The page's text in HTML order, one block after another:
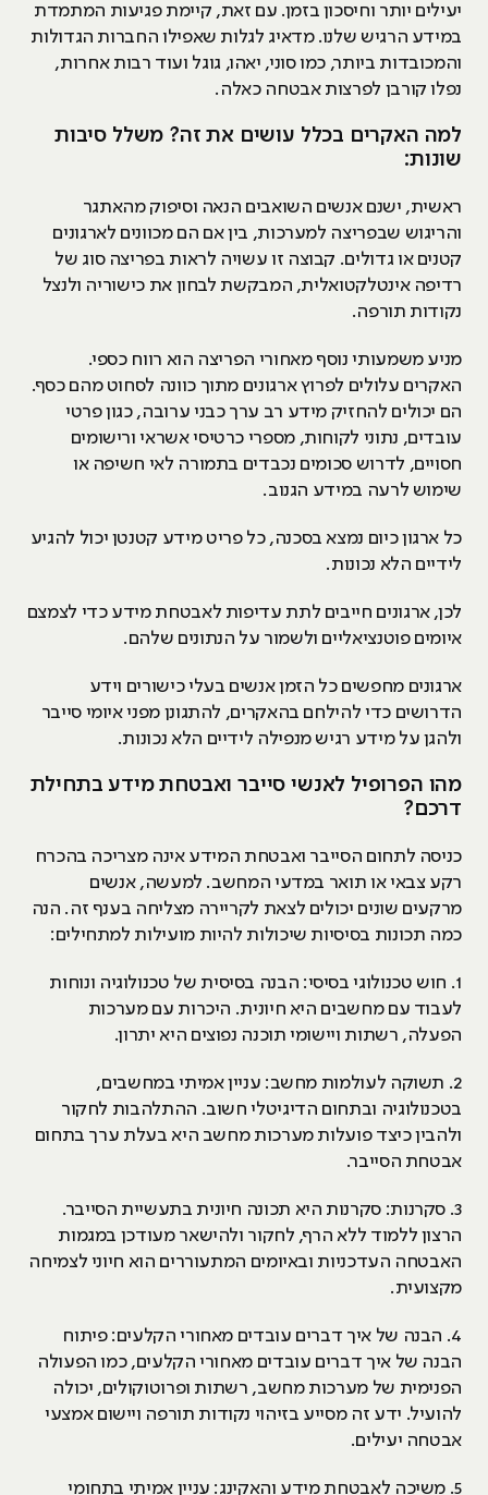
יעילים יותר וחיסכון בזמן. עם זאת, קיימת פגיעות המתמדת
במידע הרגיש שלנו. מדאיג לגלות שאפילו החברות הגדולות
והמכובדות ביותר, כמו סוני, יאהו, גוגל ועוד רבות אחרות,
נפלו קורבן לפרצות אבטחה כאלה.
למה האקרים בכלל עושים את זה? משלל סיבות
שונות:
ראשית, ישנם אנשים השואבים הנאה וסיפוק מהאתגר
והריגוש שבפריצה למערכות, בין אם הם מכוונים לארגונים
קטנים או גדולים. קבוצה זו עשויה לראות בפריצה סוג של
רדיפה אינטלקטואלית, המבקשת לבחון את כישוריה ולנצל
נקודות תורפה.
מניע משמעותי נוסף מאחורי הפריצה הוא רווח כספי.
האקרים עלולים לפרוץ ארגונים מתוך כוונה לסחוט מהם כסף.
הם יכולים להחזיק מידע רב ערך כבני ערובה, כגון פרטי
עובדים, נתוני לקוחות, מספרי כרטיסי אשראי ורישומים
חסויים, לדרוש סכומים נכבדים בתמורה לאי חשיפה או
שימוש לרעה במידע הגנוב.
כל ארגון כיום נמצא בסכנה, כל פריט מידע קטנטן יכול להגיע
לידיים הלא נכונות.
לכן, ארגונים חייבים לתת עדיפות לאבטחת מידע כדי לצמצם
איומים פוטנציאליים ולשמור על הנתונים שלהם.
ארגונים מחפשים כל הזמן אנשים בעלי כישורים וידע
הדרושים כדי להילחם בהאקרים, להתגונן מפני איומי סייבר
ולהגן על מידע רגיש מנפילה לידיים הלא נכונות.
מהו הפרופיל לאנשי סייבר ואבטחת מידע בתחילת
דרכם?
כניסה לתחום הסייבר ואבטחת המידע אינה מצריכה בהכרח
רקע צבאי או תואר במדעי המחשב. למעשה, אנשים
מרקעים שונים יכולים לצאת לקריירה מצליחה בענף זה. הנה
כמה תכונות בסיסיות שיכולות להיות מועילות למתחילים:
1. חוש טכנולוגי בסיסי: הבנה בסיסית של טכנולוגיה ונוחות
לעבוד עם מחשבים היא חיונית. היכרות עם מערכות
הפעלה, רשתות ויישומי תוכנה נפוצים היא יתרון.
2. תשוקה לעולמות מחשב: עניין אמיתי במחשבים,
בטכנולוגיה ובתחום הדיגיטלי חשוב. ההתלהבות לחקור
ולהבין כיצד פועלות מערכות מחשב היא בעלת ערך בתחום
אבטחת הסייבר.
3. סקרנות: סקרנות היא תכונה חיונית בתעשיית הסייבר.
הרצון ללמוד ללא הרף, לחקור ולהישאר מעודכן במגמות
האבטחה העדכניות ובאיומים המתעוררים הוא חיוני לצמיחה
מקצועית.
4. הבנה של איך דברים עובדים מאחורי הקלעים: פיתוח
הבנה של איך דברים עובדים מאחורי הקלעים, כמו הפעולה
הפנימית של מערכות מחשב, רשתות ופרוטוקולים, יכולה
להועיל. ידע זה מסייע בזיהוי נקודות תורפה ויישום אמצעי
אבטחה יעילים.
5. משיכה לאבטחת מידע והאקינג: עניין אמיתי בתחומי